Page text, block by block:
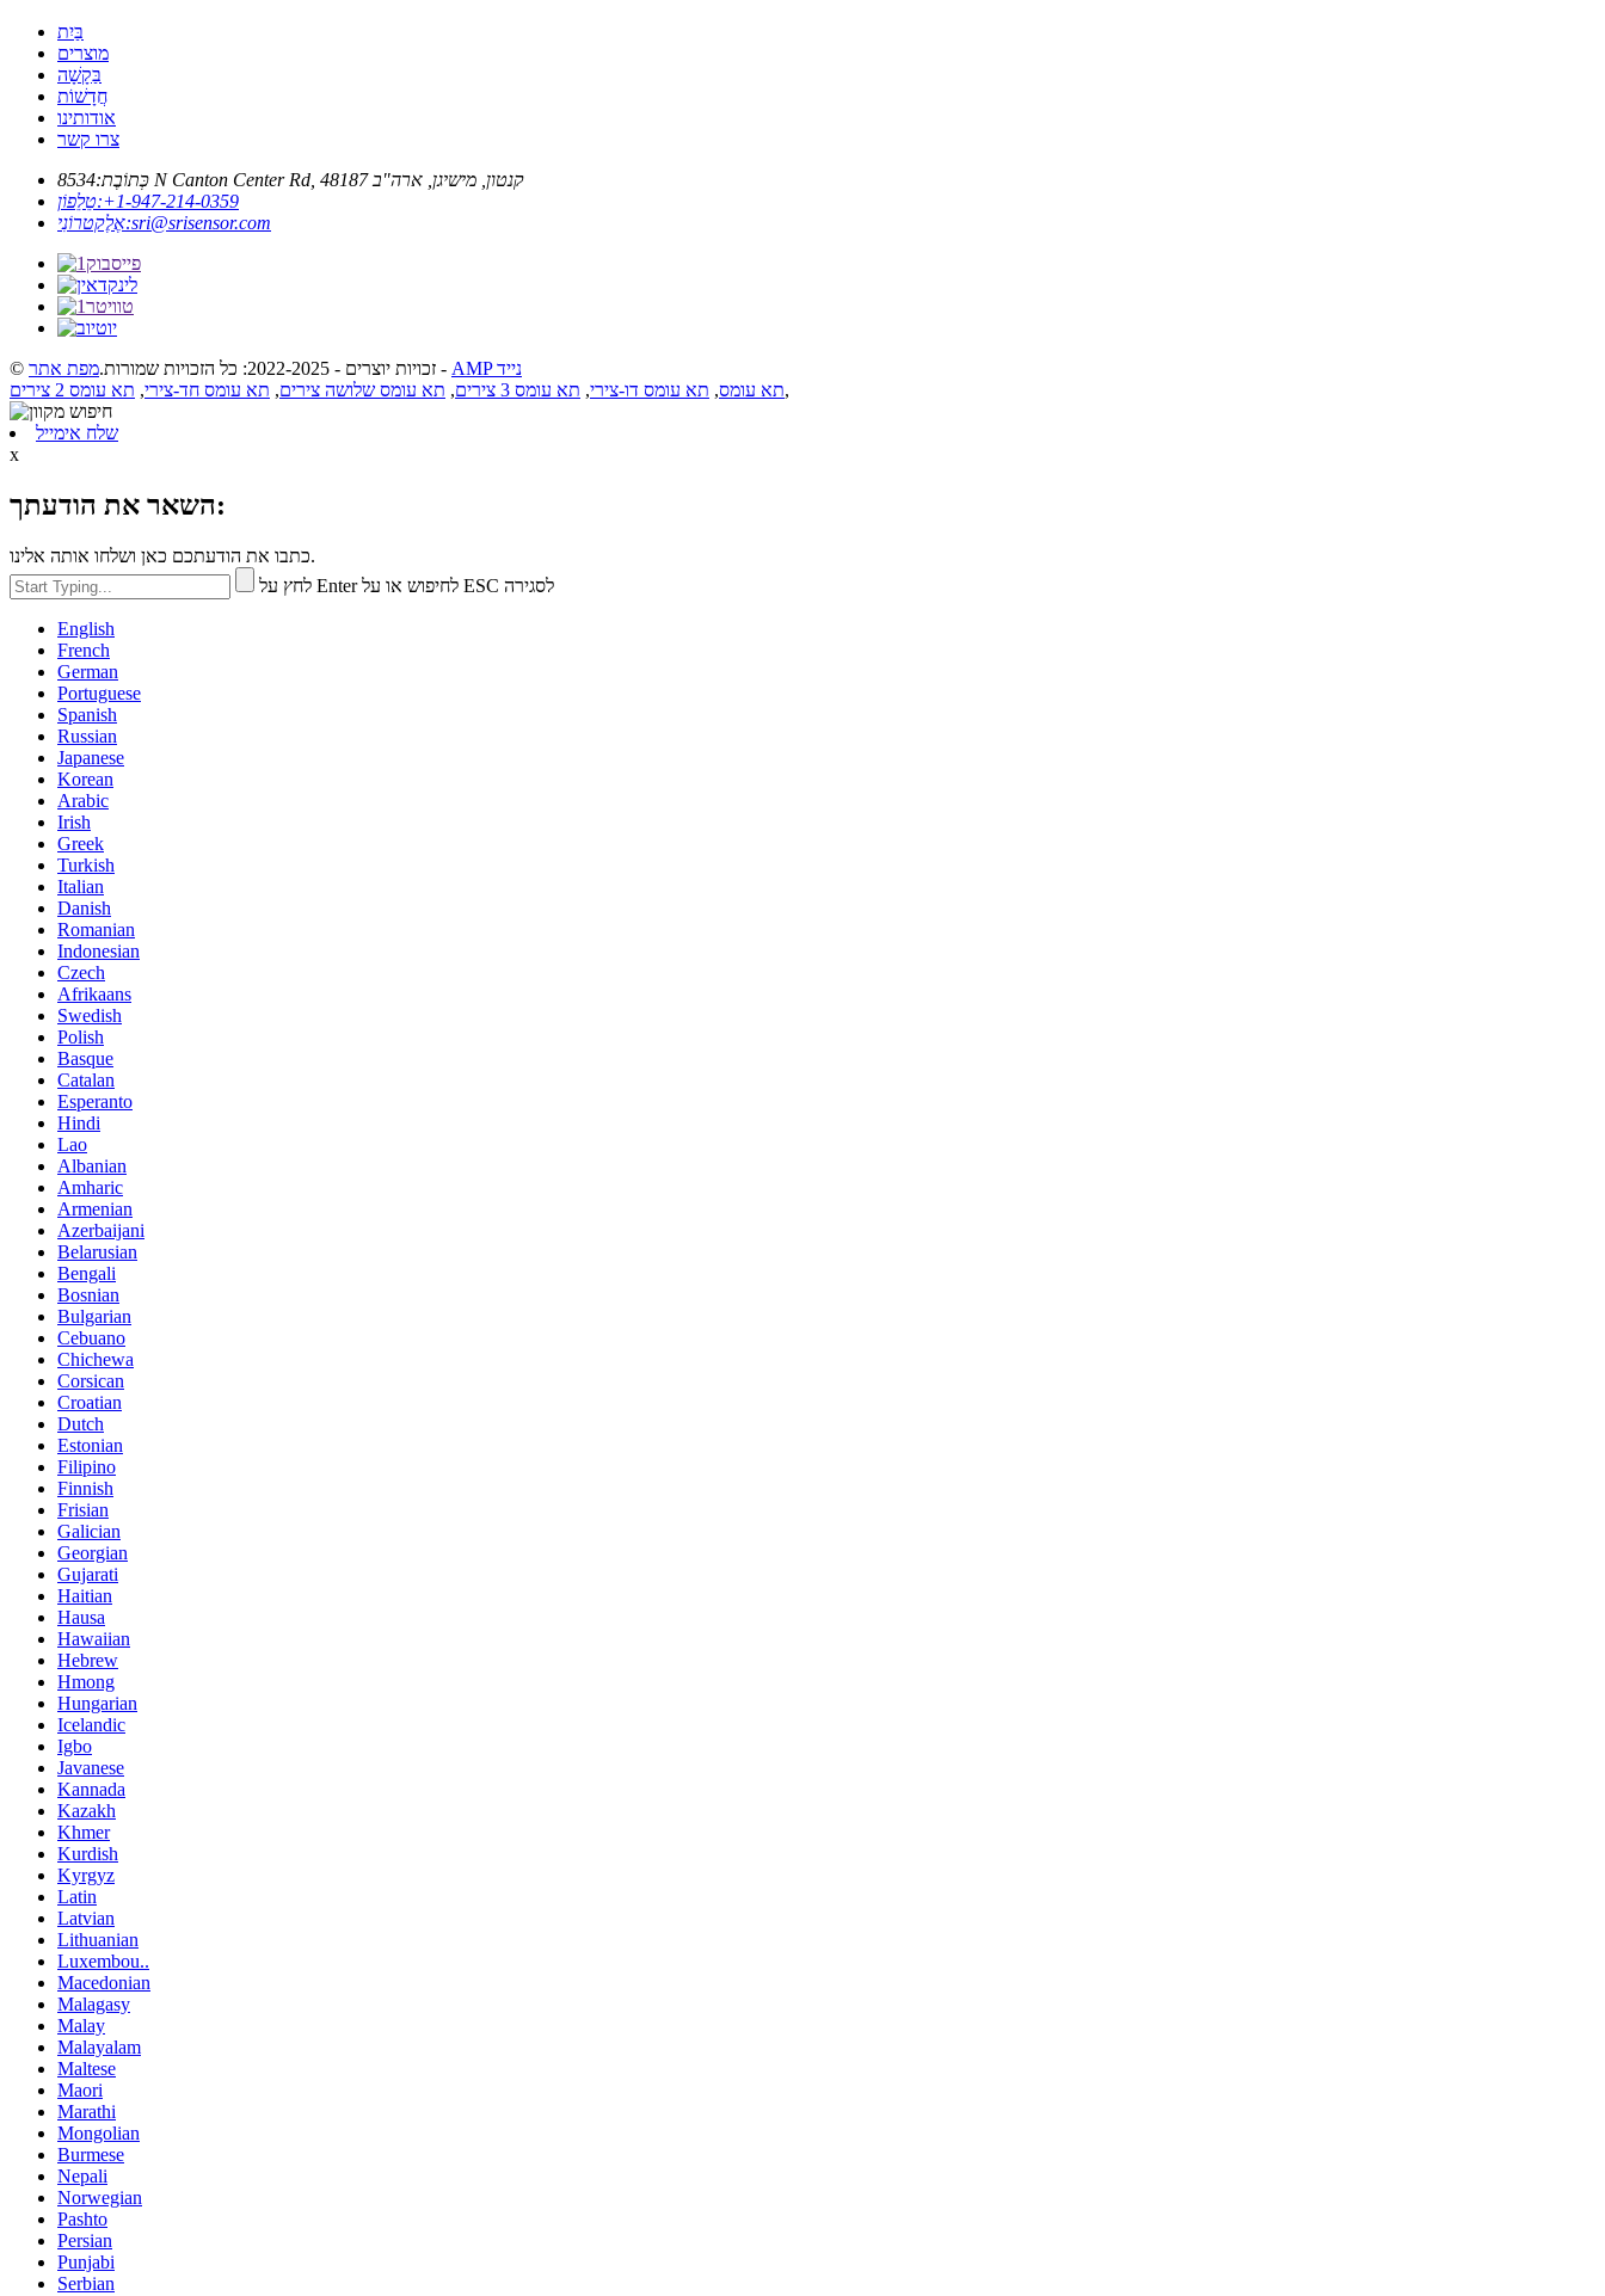
בַּיִת
מוצרים
בַּקָשָׁה
חֲדָשׁוֹת
אודותינו
צרו קשר
כְּתוֹבֶת:
8534 N Canton Center Rd, קנטון, מישיגן, ארה"ב 48187
טֵלֵפוֹן:‎+1-947-214-0359
אֶלֶקטרוֹנִי:sri@srisensor.com
© זכויות יוצרים - 2022-2025: כל הזכויות שמורות. מפת אתר -
AMP נייד
תא עומס, תא עומס דו-צירי, תא עומס 3 צירים , תא עומס שלושה צירים, תא עומס חד-צירי, תא עומס 2 צירים ,
שלח אימייל
x
השאר את הודעתך:
כתבו את הודעתכם כאן ושלחו אותה אלינו.
לחץ על Enter לחיפוש או על ESC לסגירה
English
French
German
Portuguese
Spanish
Russian
Japanese
Korean
Arabic
Irish
Greek
Turkish
Italian
Danish
Romanian
Indonesian
Czech
Afrikaans
Swedish
Polish
Basque
Catalan
Esperanto
Hindi
Lao
Albanian
Amharic
Armenian
Azerbaijani
Belarusian
Bengali
Bosnian
Bulgarian
Cebuano
Chichewa
Corsican
Croatian
Dutch
Estonian
Filipino
Finnish
Frisian
Galician
Georgian
Gujarati
Haitian
Hausa
Hawaiian
Hebrew
Hmong
Hungarian
Icelandic
Igbo
Javanese
Kannada
Kazakh
Khmer
Kurdish
Kyrgyz
Latin
Latvian
Lithuanian
Luxembou..
Macedonian
Malagasy
Malay
Malayalam
Maltese
Maori
Marathi
Mongolian
Burmese
Nepali
Norwegian
Pashto
Persian
Punjabi
Serbian